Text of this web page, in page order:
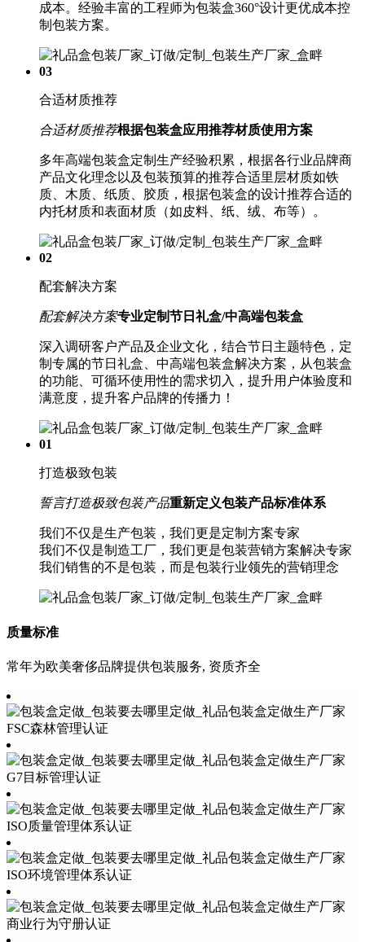
成本。经验丰富的工程师为包装盒360°设计更优成本控
制包装方案。
03
合适材质推荐
合适材质推荐根据包装盒应用推荐材质使用方案
多年高端包装盒定制生产经验积累，根据各行业品牌商
产品文化理念以及包装预算的推荐合适里层材质如铁
质、木质、纸质、胶质，根据包装盒的设计推荐合适的
内托材质和表面材质（如皮料、纸、绒、布等）。
02
配套解决方案
配套解决方案专业定制节日礼盒/中高端包装盒
深入调研客户产品及企业文化，结合节日主题特色，定
制专属的节日礼盒、中高端包装盒解决方案，从包装盒
的功能、可循环使用性的需求切入，提升用户体验度和
满意度，提升客户品牌的传播力！
01
打造极致包装
誓言打造极致包装产品重新定义包装产品标准体系
我们不仅是生产包装，我们更是定制方案专家
我们不仅是制造工厂，我们更是包装营销方案解决专家
我们销售的不是包装，而是包装行业领先的营销理念
质量标准
常年为欧美奢侈品牌提供包装服务, 资质齐全
FSC森林管理认证
G7目标管理认证
ISO质量管理体系认证
ISO环境管理体系认证
商业行为守册认证